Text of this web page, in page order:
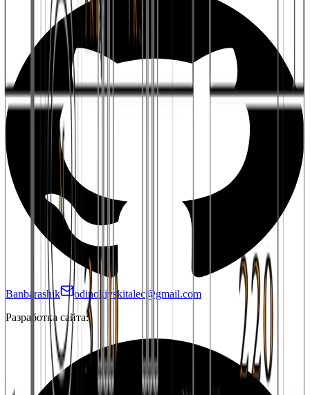
Banbarashik
odinokiyskitalec@gmail.com
Разработка сайта: